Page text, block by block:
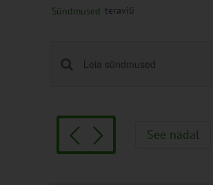
Sündmused teravili
Sündmused
Views
Navigation
Enter
for
Sündmused
by
See nädal